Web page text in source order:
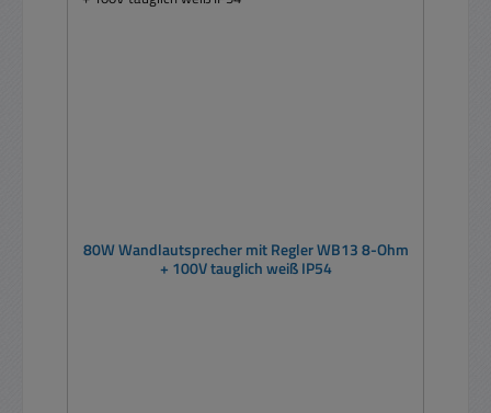
80W Wandlautsprecher mit Regler WB13 8-Ohm
+ 100V tauglich weiß IP54